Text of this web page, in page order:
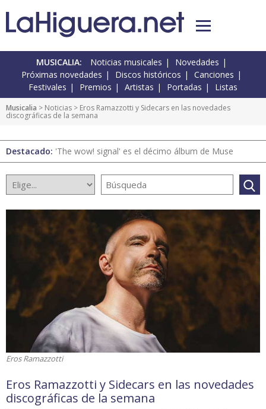
MUSICALIA: Noticias musicales
Novedades
Próximas novedades
Discos históricos
Canciones
Festivales
Premios Artistas Portadas Listas
Musicalia > Noticias > Eros Ramazzotti y Sidecars en las novedades
discográficas de la semana
Destacado: 'The wow! signal' es el décimo álbum de Muse
Eros Ramazzotti
Eros Ramazzotti y Sidecars en las novedades
discográficas de la semana